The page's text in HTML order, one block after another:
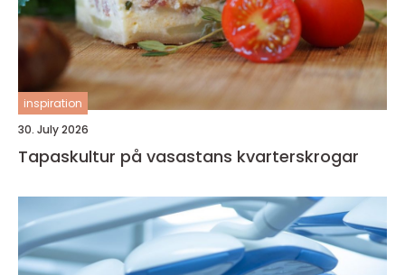
inspiration
30. July 2026
Tapaskultur på vasastans kvarterskrogar